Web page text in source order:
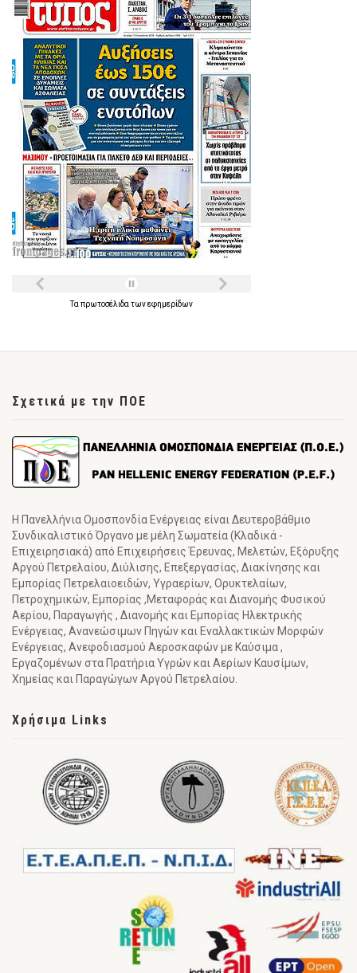
Τα πρωτοσέλιδα τωνεφημερίδων
Σχετικά με την ΠΟΕ
Η Πανελλήνια Ομοσπονδία Ενέργειας είναι Δευτεροβάθμιο
Συνδικαλιστικό Όργανο με μέλη Σωματεία (Κλαδικά -
Επιχειρησιακά) από Επιχειρήσεις Έρευνας, Μελετών, Εξόρυξης
Αργού Πετρελαίου, Διύλισης, Επεξεργασίας, Διακίνησης και
Εμπορίας Πετρελαιοειδών, Υγραερίων, Ορυκτελαίων,
Πετροχημικών, Εμπορίας ,Μεταφοράς και Διανομής Φυσικού
Αερίου, Παραγωγής , Διανομής και Εμπορίας Ηλεκτρικής
Ενέργειας, Ανανεώσιμων Πηγών και Εναλλακτικών Μορφών
Ενέργειας, Ανεφοδιασμού Αεροσκαφών με Καύσιμα ,
Εργαζομένων στα Πρατήρια Υγρών και Αερίων Καυσίμων,
Χημείας και Παραγώγων Αργού Πετρελαίου.
Χρήσιμα Links